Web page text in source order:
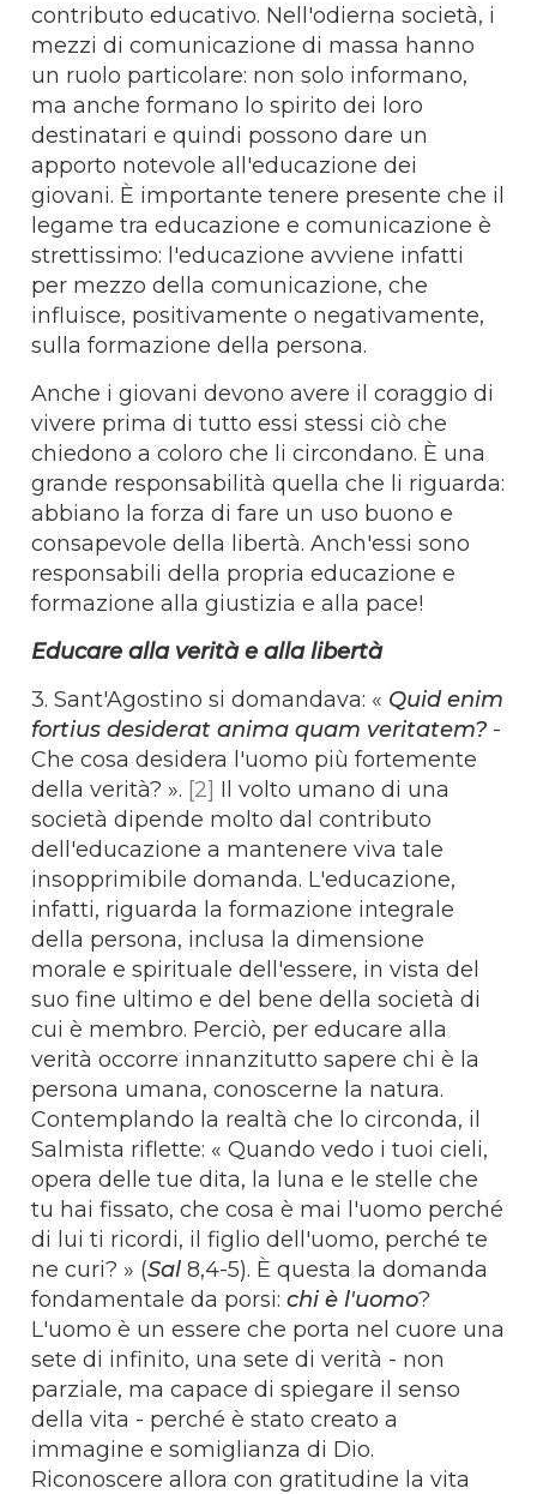
contributo educativo. Nell'odierna società, i
mezzi di comunicazione di massa hanno
un ruolo particolare: non solo informano,
ma anche formano lo spirito dei loro
destinatari e quindi possono dare un
apporto notevole all'educazione dei
giovani. È importante tenere presente che il
legame tra educazione e comunicazione è
strettissimo: l'educazione avviene infatti
per mezzo della comunicazione, che
influisce, positivamente o negativamente,
sulla formazione della persona.
Anche i giovani devono avere il coraggio di
vivere prima di tutto essi stessi ciò che
chiedono a coloro che li circondano. È una
grande responsabilità quella che li riguarda:
abbiano la forza di fare un uso buono e
consapevole della libertà. Anch'essi sono
responsabili della propria educazione e
formazione alla giustizia e alla pace!
Educare alla verità e alla libertà
3. Sant'Agostino si domandava: « Quid enim
fortius desiderat anima quam veritatem? -
Che cosa desidera l'uomo più fortemente
della verità? ». [2] Il volto umano di una
società dipende molto dal contributo
dell'educazione a mantenere viva tale
insopprimibile domanda. L'educazione,
infatti, riguarda la formazione integrale
della persona, inclusa la dimensione
morale e spirituale dell'essere, in vista del
suo fine ultimo e del bene della società di
cui è membro. Perciò, per educare alla
verità occorre innanzitutto sapere chi è la
persona umana, conoscerne la natura.
Contemplando la realtà che lo circonda, il
Salmista riflette: « Quando vedo i tuoi cieli,
opera delle tue dita, la luna e le stelle che
tu hai fissato, che cosa è mai l'uomo perché
di lui ti ricordi, il figlio dell'uomo, perché te
ne curi? » (Sal 8,4-5). È questa la domanda
fondamentale da porsi:chi è l'uomo?
L'uomo è un essere che porta nel cuore una
sete di infinito, una sete di verità - non
parziale, ma capace di spiegare il senso
della vita - perché è stato creato a
immagine e somiglianza di Dio.
Riconoscere allora con gratitudine la vita